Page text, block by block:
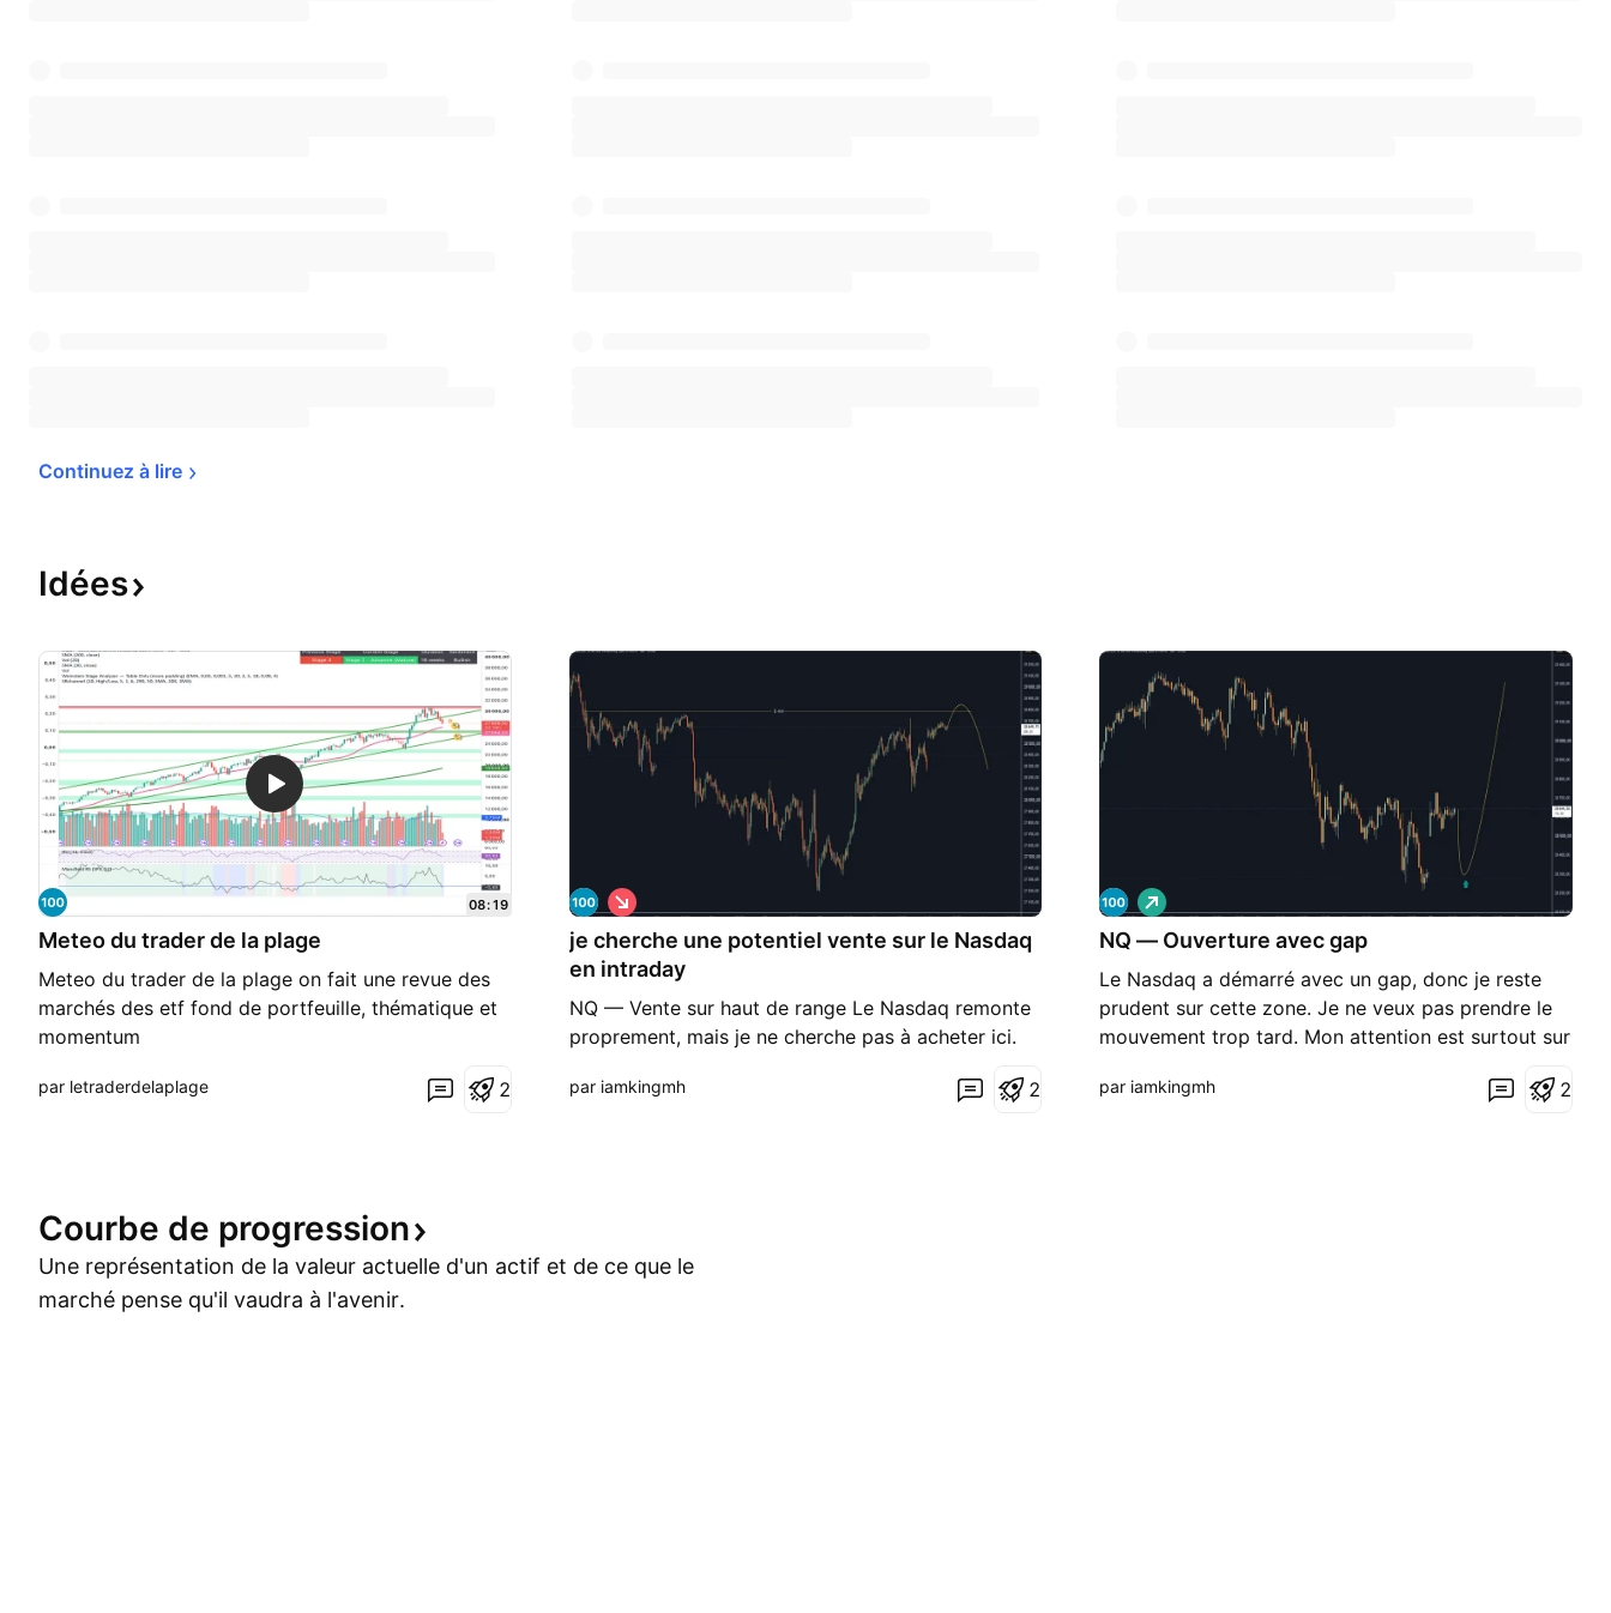
Continuez à lire
Idées
Meteo du trader de la plage
Meteo du trader de la plage on fait une revue des
marchés des etf fond de portfeuille, thématique et
momentum
08:19
par letraderdelaplage 2
je cherche une potentiel vente sur le Nasdaq
en intraday
NQ — Vente sur haut de range Le Nasdaq remonte
proprement, mais je ne cherche pas à acheter ici.
le prix vient chercher le haut du range. Je veux voir
S
h
o
t
par iamkingmh 2
NQ — Ouverture avec gap
Le Nasdaq a démarré avec un gap, donc je reste
prudent sur cette zone. Je ne veux pas prendre le
mouvement trop tard. Mon attention est surtout sur
l’ouverture. S’il revient le combler sans casser la
L
o
n
par iamkingmh 2
Courbe de progression
Une représentation de la valeur actuelle d'un actif et de ce que le
marché pense qu'il vaudra à l'avenir.